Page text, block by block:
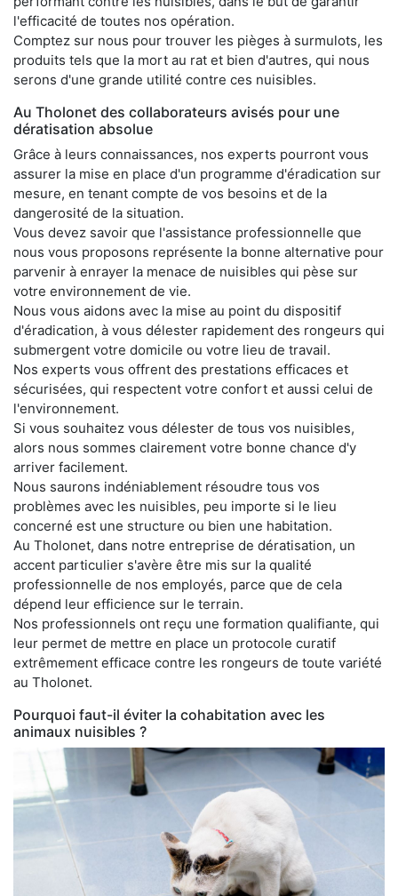
l'efficacité de toutes nos opération.
Comptez sur nous pour trouver les pièges à surmulots, les
produits tels que la mort au rat et bien d'autres, qui nous
serons d'une grande utilité contre ces nuisibles.
Au Tholonet des collaborateurs avisés pour une
dératisation absolue
Grâce à leurs connaissances, nos experts pourront vous
assurer la mise en place d'un programme d'éradication sur
mesure, en tenant compte de vos besoins et de la
dangerosité de la situation.
Vous devez savoir que l'assistance professionnelle que
nous vous proposons représente la bonne alternative pour
parvenir à enrayer la menace de nuisibles qui pèse sur
votre environnement de vie.
Nous vous aidons avec la mise au point du dispositif
d'éradication, à vous délester rapidement des rongeurs qui
submergent votre domicile ou votre lieu de travail.
Nos experts vous offrent des prestations efficaces et
sécurisées, qui respectent votre confort et aussi celui de
l'environnement.
Si vous souhaitez vous délester de tous vos nuisibles,
alors nous sommes clairement votre bonne chance d'y
arriver facilement.
Nous saurons indéniablement résoudre tous vos
problèmes avec les nuisibles, peu importe si le lieu
concerné est une structure ou bien une habitation.
Au Tholonet, dans notre entreprise de dératisation, un
accent particulier s'avère être mis sur la qualité
professionnelle de nos employés, parce que de cela
dépend leur efficience sur le terrain.
Nos professionnels ont reçu une formation qualifiante, qui
leur permet de mettre en place un protocole curatif
extrêmement efficace contre les rongeurs de toute variété
au Tholonet.
Pourquoi faut-il éviter la cohabitation avec les
animaux nuisibles ?